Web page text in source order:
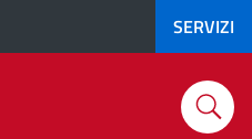
SERVIZI